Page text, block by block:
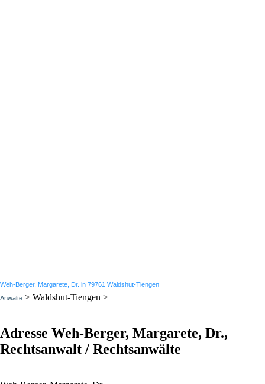
Weh-Berger, Margarete, Dr. in 79761 Waldshut-Tiengen
Anwälte > Waldshut-Tiengen >
Adresse Weh-Berger, Margarete, Dr.,
Rechtsanwalt / Rechtsanwälte